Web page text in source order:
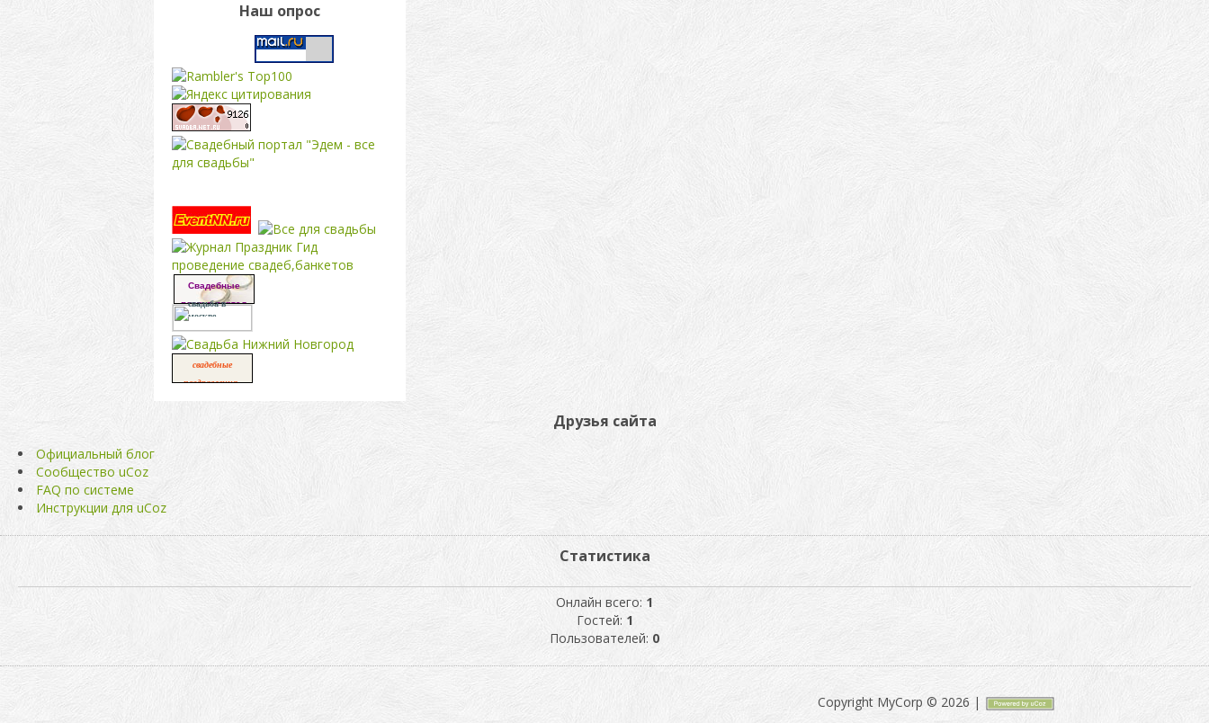
Наш опрос
проведение свадеб,банкетов
Свадебные
платья портал
свадьба в
москве
свадебные
поздравления,
Друзья сайта
Официальный блог
Сообщество uCoz
FAQ по системе
Инструкции для uCoz
Статистика
Онлайн всего: 1
Гостей: 1
Пользователей: 0
Copyright MyCorp © 2026 |